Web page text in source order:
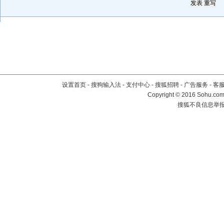
设置首页 - 搜狗输入法 - 支付中心 - 搜狐招聘 - 广告服务 - 客
Copyright©2016
搜狐不良信息举